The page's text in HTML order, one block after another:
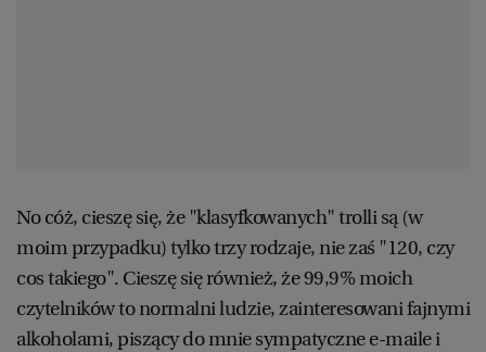
No cóż, cieszę się, że "klasyfkowanych" trolli są (w
moim przypadku) tylko trzy rodzaje, nie zaś "120, czy
cos takiego". Cieszę się również, że 99,9% moich
czytelników to normalni ludzie, zainteresowani fajnymi
alkoholami, piszący do mnie sympatyczne e-maile i